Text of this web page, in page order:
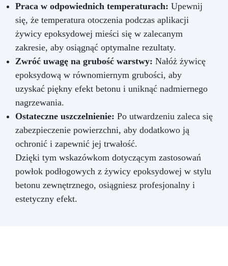
Praca w odpowiednich temperaturach: Upewnij
się, że temperatura otoczenia podczas aplikacji
żywicy epoksydowej mieści się w zalecanym
zakresie, aby osiągnąć optymalne rezultaty.
Zwróć uwagę na grubość warstwy: Nałóż żywicę
epoksydową w równomiernym grubości, aby
uzyskać piękny efekt betonu i uniknąć nadmiernego
nagrzewania.
Ostateczne uszczelnienie: Po utwardzeniu zaleca się
zabezpieczenie powierzchni, aby dodatkowo ją
ochronić i zapewnić jej trwałość.
Dzięki tym wskazówkom dotyczącym zastosowań
powłok podłogowych z żywicy epoksydowej w stylu
betonu zewnętrznego, osiągniesz profesjonalny i
estetyczny efekt.